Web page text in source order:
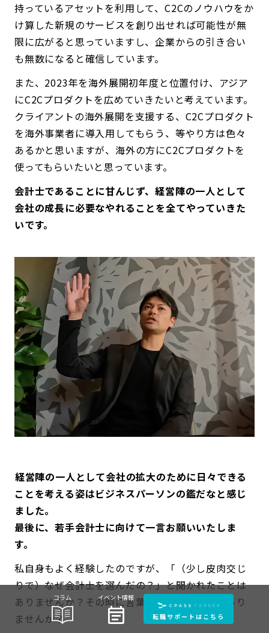
コラム イベント情報
event_note 転職サポートはこちら
持っているアセットを利用して、C2Cのノウハウをか
け算した新規のサービスを創り出せれば可能性が無
限に広がると思っていますし、企業からの引き合い
も無数になると確信しています。
また、2023年を海外展開初年度と位置付け、アジア
にC2Cプロダクトを広めていきたいと考えています。
クライアントの海外展開を支援する、C2Cプロダクト
を海外事業者に導入用してもらう、等やり方は色々
あるかと思いますが、海外の方にC2Cプロダクトを
使ってもらいたいと思っています。
会計士であることに甘んじず、経営陣の一人として
会社の成長に必要なやれることを全てやっていきた
いです。
――経営陣の一人として会社の拡大のために日々できる
ことを考える姿はビジネスパーソンの鑑だなと感じ
ました。
最後に、若手会計士に向けて一言お願いいたしま
す。
私自身もよく経験したのですが、「（少し皮肉交じ
りで）なぜ会計士を選んだの？」と聞かれたことは
ありませんか？その時に言葉に詰まったことはあり
ませんか？